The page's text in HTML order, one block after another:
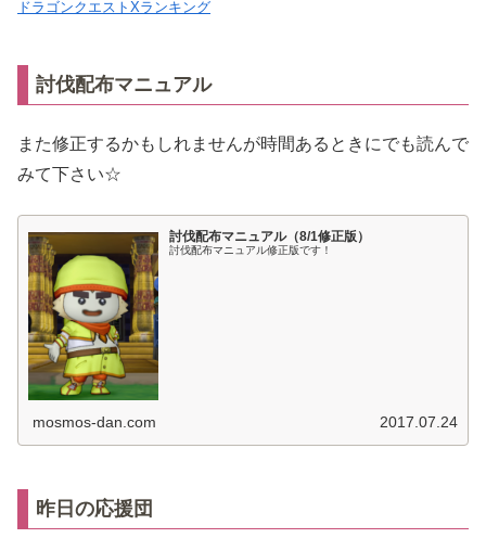
ドラゴンクエストXランキング
討伐配布マニュアル
また修正するかもしれませんが時間あるときにでも読んで
みて下さい☆
討伐配布マニュアル（8/1修正版）
討伐配布マニュアル修正版です！
mosmos-dan.com 2017.07.24
昨日の応援団